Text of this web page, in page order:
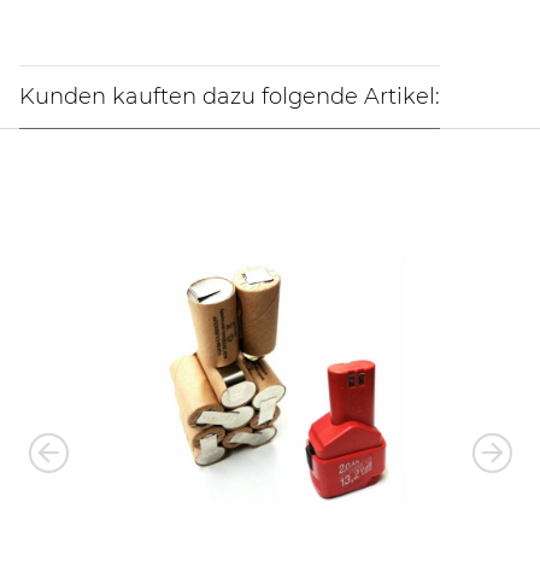
Kunden kauften dazu folgende Artikel: